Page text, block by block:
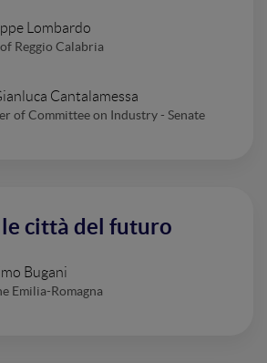
Lombardo
Reggio Calabria
Cantalamessa
of Committee on Industry - Senate
le città del futuro
Bugani
Emilia-Romagna